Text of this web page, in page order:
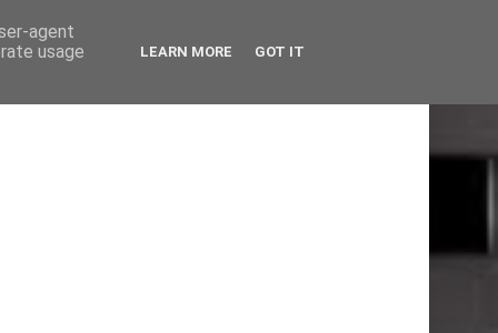
agent
usage
LEARN MORE GOT IT